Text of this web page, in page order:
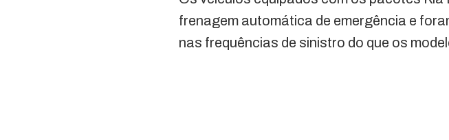
frenagem automática de emergência e
nas frequências de sinistro do que os